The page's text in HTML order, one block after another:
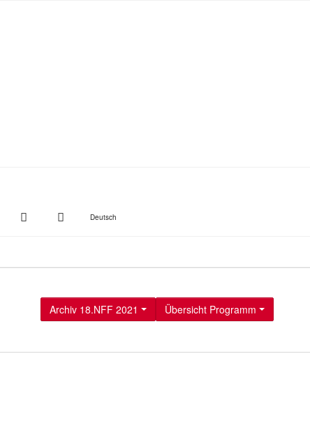
Twitter Instagram SucheDeutsch
Archiv 18.NFF 2021 Übersicht Programm